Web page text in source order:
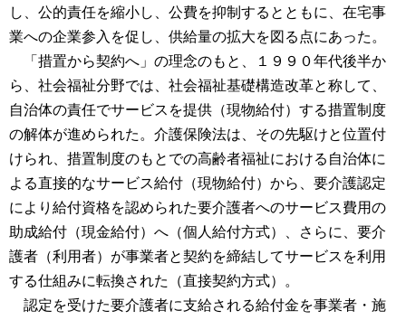
し、公的責任を縮小し、公費を抑制するとともに、在宅事
業への企業参入を促し、供給量の拡大を図る点にあった。
「措置から契約へ」の理念のもと、１９９０年代後半か
ら、社会福祉分野では、社会福祉基礎構造改革と称して、
自治体の責任でサービスを提供（現物給付）する措置制度
の解体が進められた。介護保険法は、その先駆けと位置付
けられ、措置制度のもとでの高齢者福祉における自治体に
よる直接的なサービス給付（現物給付）から、要介護認定
により給付資格を認められた要介護者へのサービス費用の
助成給付（現金給付）へ（個人給付方式）、さらに、要介
護者（利用者）が事業者と契約を締結してサービスを利用
する仕組みに転換された（直接契約方式）。
認定を受けた要介護者に支給される給付金を事業者・施